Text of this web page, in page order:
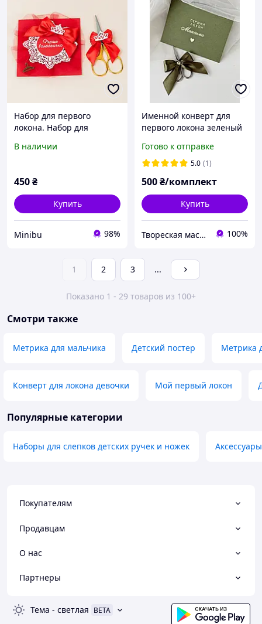
Набор для первого
локона. Набор для
девочки "Корона"
В наличии
450₴
Купить
Minibu 98%
Именной конверт для
первого локона зеленый
Готово к отправке
5.0 (1)
500₴/комплект
Купить
Твореская мастерская "JulArts" 100%
1 2 3 ...
Показано 1 - 29 товаров из 100+
Смотри также
Метрика для мальчика Детский постер Метрика
Конверт для локона девочки Мой первый локон
Популярные категории
Наборы для слепков детских ручек и ножек
Покупателям
Продавцам
О нас
Партнеры
Тема - светлая BETA